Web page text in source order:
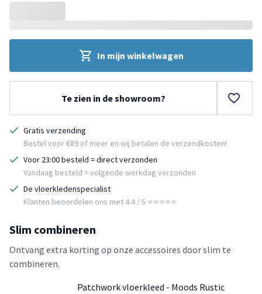
In mijn winkelwagen
Te zien in de showroom?
Gratis verzending
Bestel voor €89 of meer en wij betalen de verzendkosten!
Voor 23:00 besteld = direct verzonden
Vandaag besteld = volgende werkdag verzonden
De vloerkledenspecialist
Klanten beoordelen ons met 4.4 / 5 ⭐⭐⭐⭐⭐
Slim combineren
Ontvang extra korting op onze accessoires door slim te
combineren.
Patchwork vloerkleed - Moods Rustic